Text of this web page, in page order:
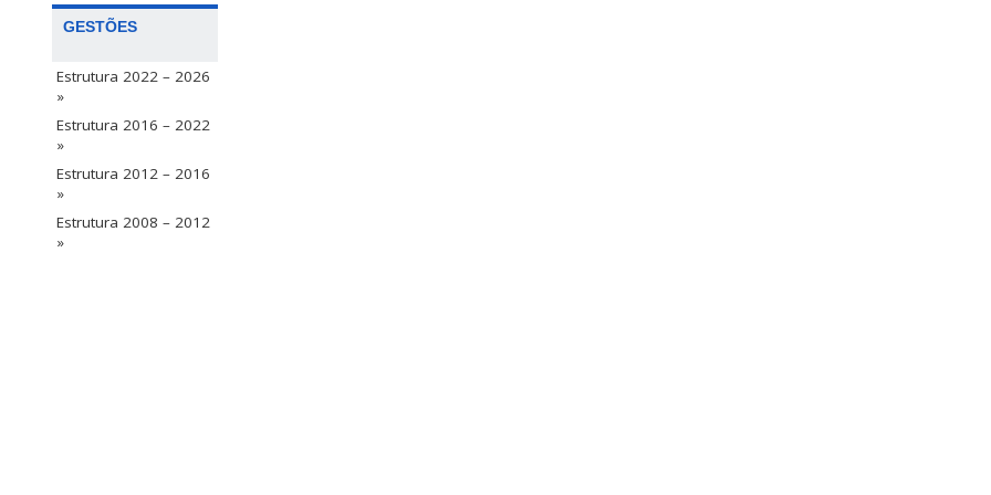
GESTÕES
Estrutura 2022 – 2026
»
Estrutura 2016 – 2022
»
Estrutura 2012 – 2016
»
Estrutura 2008 – 2012
»